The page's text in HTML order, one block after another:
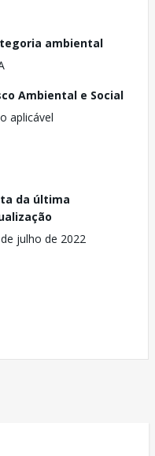
ambiental
Ambiental e Social
aplicável
da última
julho de 2022